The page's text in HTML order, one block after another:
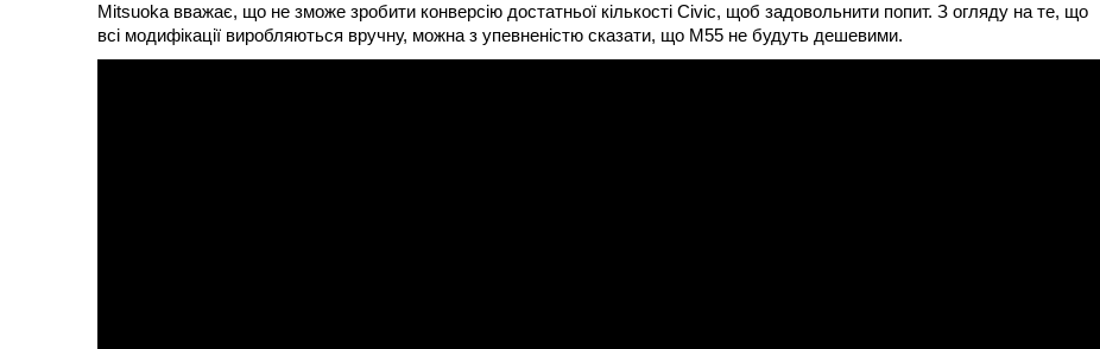
Mitsuoka вважає, що не зможе зробити конверсію достатньої кількості Civic, щоб задовольнити попит. З огляду на те, що
всі модифікації виробляються вручну, можна з упевненістю сказати, що M55 не будуть дешевими.